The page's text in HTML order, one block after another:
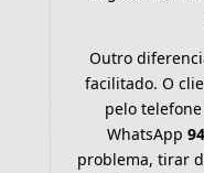
Outro
facilitado. O
pelo telefone
WhatsApp
problema, tirar